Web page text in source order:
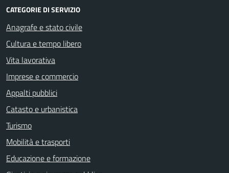
CATEGORIE DI SERVIZIO
Anagrafe e stato civile
Cultura e tempo libero
Vita lavorativa
Imprese e commercio
Appalti pubblici
Catasto e urbanistica
Turismo
Mobilità e trasporti
Educazione e formazione